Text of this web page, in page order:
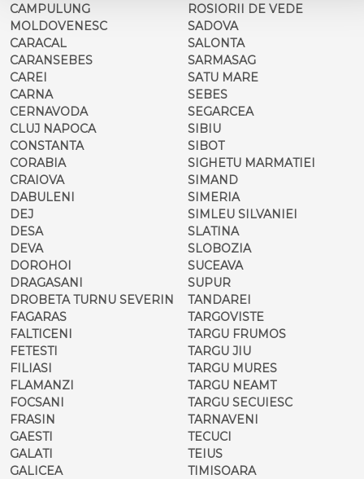
CAMPULUNG
MOLDOVENESC
CARACAL
CARANSEBES
CAREI
CARNA
CERNAVODA
CLUJ NAPOCA
CONSTANTA
CORABIA
CRAIOVA
DABULENI
DEJ
DESA
DEVA
DOROHOI
DRAGASANI
DROBETA TURNU SEVERIN
FAGARAS
FALTICENI
FETESTI
FILIASI
FLAMANZI
FOCSANI
FRASIN
GAESTI
GALATI
GALICEA
ROSIORII DE VEDE
SADOVA
SALONTA
SARMASAG
SATU MARE
SEBES
SEGARCEA
SIBIU
SIBOT
SIGHETU MARMATIEI
SIMAND
SIMERIA
SIMLEU SILVANIEI
SLATINA
SLOBOZIA
SUCEAVA
SUPUR
TANDAREI
TARGOVISTE
TARGU FRUMOS
TARGU JIU
TARGU MURES
TARGU NEAMT
TARGU SECUIESC
TARNAVENI
TECUCI
TEIUS
TIMISOARA